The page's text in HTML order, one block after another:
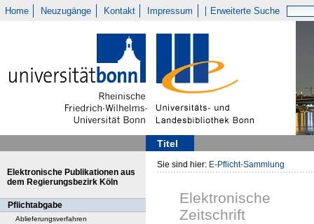
Home Neuzugänge Kontakt Impressum Erweiterte Suche
Titel
Elektronische Publikationen aus
dem Regierungsbezirk Köln
Pflichtabgabe
Ablieferungsverfahren
Sie sind hier: E-Pflicht-Sammlung
Elektronische
Zeitschrift